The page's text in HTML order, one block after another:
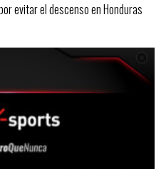
evitar el descenso en Honduras